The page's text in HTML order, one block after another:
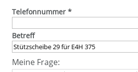
Telefonnummer *
Betreff
Meine Frage: